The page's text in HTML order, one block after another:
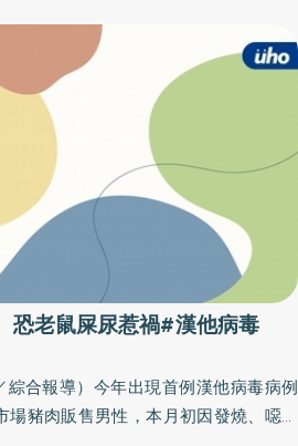
現鼠類排泄物時，應先配戴口罩、橡膠
漂白水（100cc市售漂白水+1公升清水）
消毒作用30分鐘後再行清理。
境中老鼠可能入侵的路徑，廚房整齊清
角就能避免疫情發生。主要症狀為發
至目前的漢他病毒病例共計11例確定
齡層則以50歲至59歲為多，主要感染
結膜充血、虛弱、背痛、頭痛、腹痛、
約第3至6天出現出血症狀，隨後出現蛋
患者會出現休克或輕微腎病變，經治療
白水 半小時後再開始清掃在清掃家中
的灰塵帶有病毒吸入人體受到感染，在
水（100cc市售漂白水+1公升清水），半
效殺菌，灰塵裡的有害物質也不會輕
輩 疾管署呼籲，落實「不讓鼠來、不
是預防漢他病毒最有效的方法，民眾應
倉庫、儲藏室等老鼠容易窩藏的空間。
戴口罩、橡膠手套及打開門窗，防疫
老鼠屎尿惹禍#漢他病毒
綜合報導）今年出現首例漢他病毒病例
豬肉販售男性，本月初因發燒、噁心